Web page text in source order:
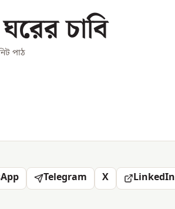
চাবি
পাঠ
Telegram X LinkedIn